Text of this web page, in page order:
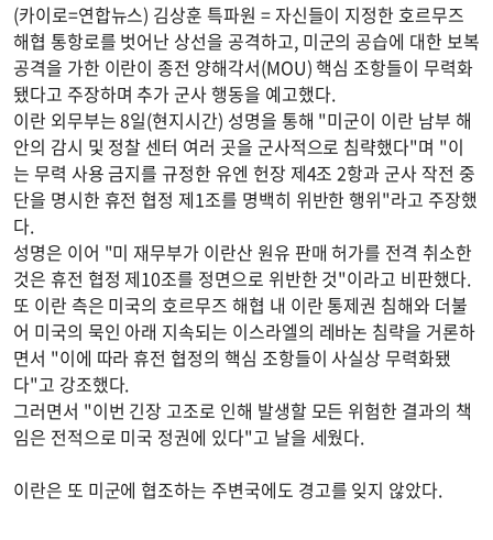
(카이로=연합뉴스) 김상훈 특파원 = 자신들이 지정한 호르무즈
해협 통항로를 벗어난 상선을 공격하고, 미군의 공습에 대한 보복
공격을 가한 이란이 종전 양해각서(MOU) 핵심 조항들이 무력화
됐다고 주장하며 추가 군사 행동을 예고했다.
이란 외무부는 8일(현지시간) 성명을 통해 "미군이 이란 남부 해
안의 감시 및 정찰 센터 여러 곳을 군사적으로 침략했다"며 "이
는 무력 사용 금지를 규정한 유엔 헌장 제4조 2항과 군사 작전 중
단을 명시한 휴전 협정 제1조를 명백히 위반한 행위"라고 주장했
다.
성명은 이어 "미 재무부가 이란산 원유 판매 허가를 전격 취소한
것은 휴전 협정 제10조를 정면으로 위반한 것"이라고 비판했다.
또 이란 측은 미국의 호르무즈 해협 내 이란 통제권 침해와 더불
어 미국의 묵인 아래 지속되는 이스라엘의 레바논 침략을 거론하
면서 "이에 따라 휴전 협정의 핵심 조항들이 사실상 무력화됐
다"고 강조했다.
그러면서 "이번 긴장 고조로 인해 발생할 모든 위험한 결과의 책
임은 전적으로 미국 정권에 있다"고 날을 세웠다.
이란은 또 미군에 협조하는 주변국에도 경고를 잊지 않았다.